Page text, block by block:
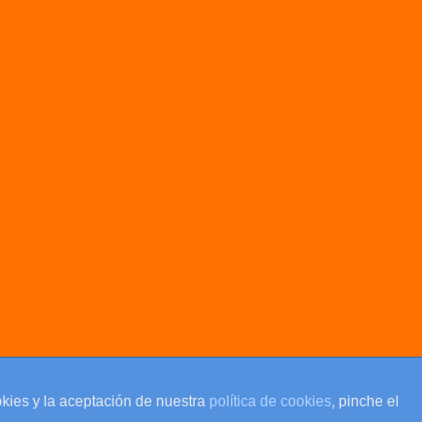
y la aceptación de nuestra política de cookies, pinche el